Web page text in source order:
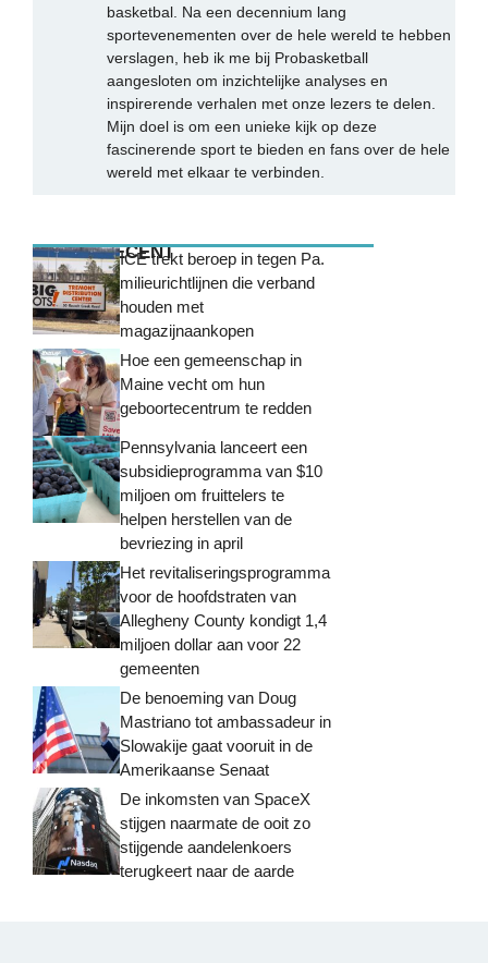
basketbal. Na een decennium lang
sportevenementen over de hele wereld te hebben
verslagen, heb ik me bij Probasketball
aangesloten om inzichtelijke analyses en
inspirerende verhalen met onze lezers te delen.
Mijn doel is om een unieke kijk op deze
fascinerende sport te bieden en fans over de hele
wereld met elkaar te verbinden.
MEEST RECENTICE trekt beroep in tegen Pa.
milieurichtlijnen die verband
houden met
magazijnaankopen
Hoe een gemeenschap in
Maine vecht om hun
geboortecentrum te redden
Pennsylvania lanceert een
subsidieprogramma van $10
miljoen om fruittelers te
helpen herstellen van de
bevriezing in april
Het revitaliseringsprogramma
voor de hoofdstraten van
Allegheny County kondigt 1,4
miljoen dollar aan voor 22
gemeenten
De benoeming van Doug
Mastriano tot ambassadeur in
Slowakije gaat vooruit in de
Amerikaanse Senaat
De inkomsten van SpaceX
stijgen naarmate de ooit zo
stijgende aandelenkoers
terugkeert naar de aarde